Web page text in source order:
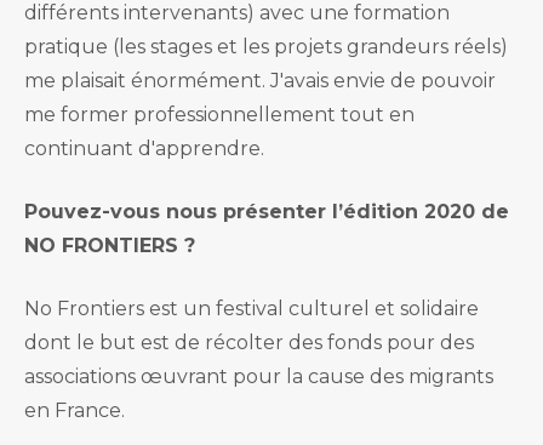
différents intervenants) avec une formation
pratique (les stages et les projets grandeurs réels)
me plaisait énormément. J'avais envie de pouvoir
me former professionnellement tout en
continuant d'apprendre.
Pouvez-vous nous présenter l’édition 2020 de
NO FRONTIERS ?
No Frontiers est un festival culturel et solidaire
dont le but est de récolter des fonds pour des
associations œuvrant pour la cause des migrants
en France.